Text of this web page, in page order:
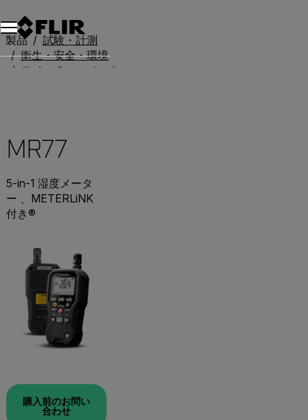
製品
試験・計測
衛生・安全・環境
モイスチャーメーター
MR77
5-in-1 湿度メータ
ー 、METERLiNK
付き®
購入前のお問い
合わせ